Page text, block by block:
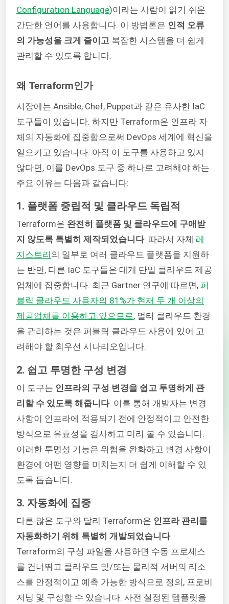
Configuration Language)이라는 사람이 읽기 쉬운
간단한 언어를 사용합니다. 이 방법론은 인적 오류
의 가능성을 크게 줄이고 복잡한 시스템을 더 쉽게
관리할 수 있도록 합니다.
왜 Terraform인가
시장에는 Ansible, Chef, Puppet과 같은 유사한 IaC
도구들이 있습니다. 하지만 Terraform은 인프라 자
체의 자동화에 집중함으로써 DevOps 세계에 혁신을
일으키고 있습니다. 아직 이 도구를 사용하고 있지
않다면, 이를 DevOps 도구 중 하나로 고려해야 하는
주요 이유는 다음과 같습니다:
1. 플랫폼 중립적 및 클라우드 독립적
Terraform은 완전히 플랫폼 및 클라우드에 구애받
지 않도록 특별히 제작되었습니다. 따라서 자체 레
지스트리 의 일부로 여러 클라우드 플랫폼을 지원하
는 반면, 다른 IaC 도구들은 대개 단일 클라우드 제공
업체에 집중합니다. 최근 Gartner 연구에 따르면, 퍼
블릭 클라우드 사용자의 81%가 현재 두 개 이상의
제공업체를 이용하고 있으므로, 멀티 클라우드 환경
을 관리하는 것은 퍼블릭 클라우드 사용에 있어 고
려해야 할 최우선 시나리오입니다.
2. 쉽고 투명한 구성 변경
이 도구는 인프라의 구성 변경을 쉽고 투명하게 관
리할 수 있도록 해줍니다. 이를 통해 개발자는 변경
사항이 인프라에 적용되기 전에 안정적이고 안전한
방식으로 유효성을 검사하고 미리 볼 수 있습니다.
이러한 투명성 기능은 위험을 완화하고 변경 사항이
환경에 어떤 영향을 미치는지 더 쉽게 이해할 수 있
도록 돕습니다.
3. 자동화에 집중
다른 많은 도구와 달리 Terraform은 인프라 관리를
자동화하기 위해 특별히 개발되었습니다.
Terraform의 구성 파일을 사용하면 수동 프로세스
를 건너뛰고 클라우드 및/또는 물리적 서버의 리소
스를 안정적이고 예측 가능한 방식으로 정의, 프로비
저닝 및 구성할 수 있습니다. 사전 설정된 템플릿을